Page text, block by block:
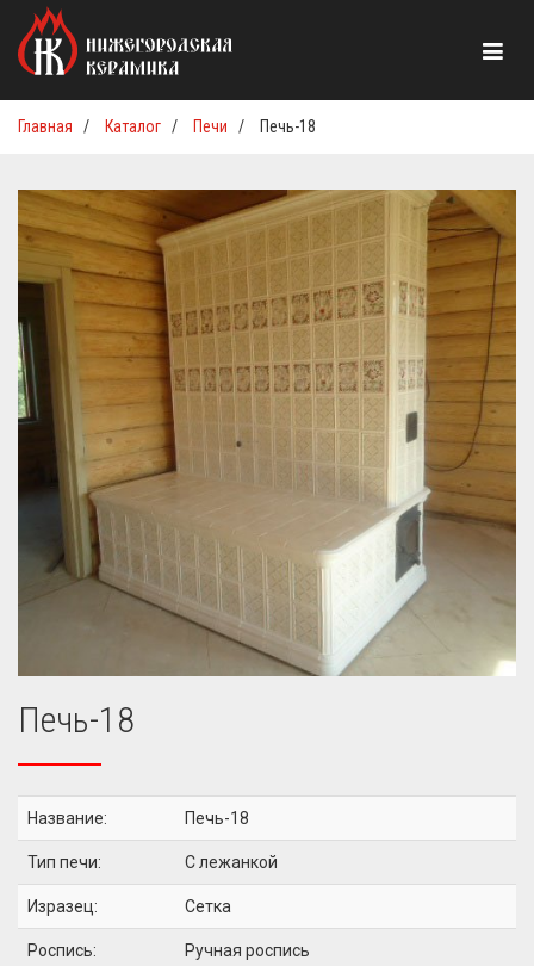
Главная / Каталог / Печи / Печь-18
Печь-18
Название: Печь-18
Тип печи: С лежанкой
Изразец: Сетка
Роспись: Ручная роспись